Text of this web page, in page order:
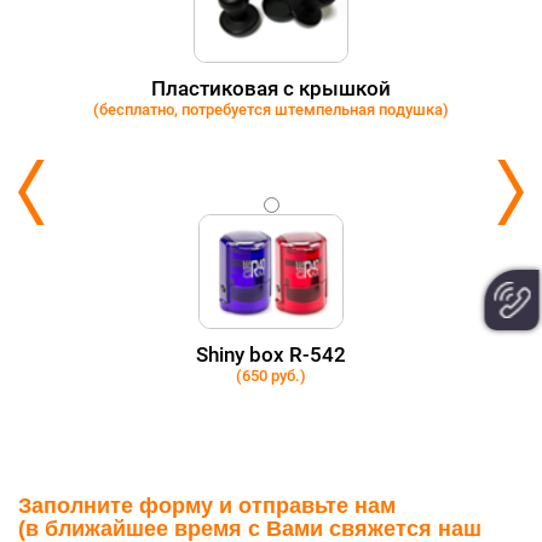
Пластиковая с крышкой
(бесплатно, потребуется штемпельная подушка)
Shiny box R-542
(650 руб.)
Заполните форму и отправьте нам
(в ближайшее время с Вами свяжется наш